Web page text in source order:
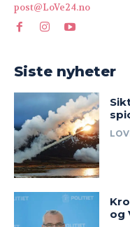
post@LoVe24.no
Siste nyheter
og